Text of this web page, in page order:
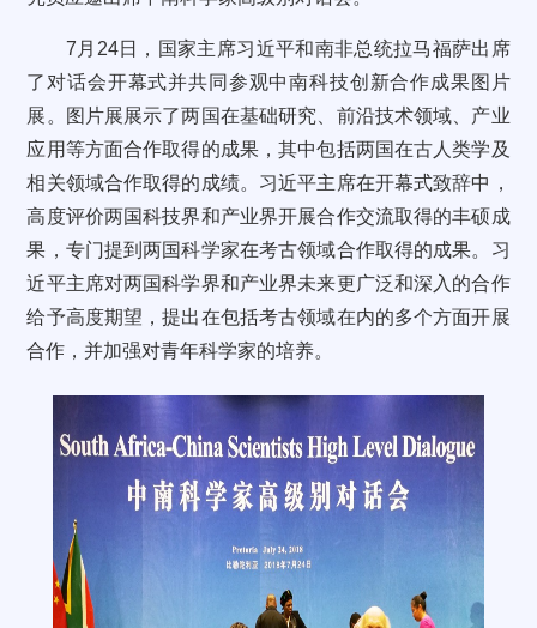
7 月 24日， 国家主席习近平和南非总统拉马福萨出席
了对话会开幕式并共同参观中南科技创新合作成果图片
展。图片展展示了两国在基础研究、前沿技术领域、产业
应用等方面合作取得的成果，其中包括两国在古人类学及
相关领域合作取得的成绩。习近平主席在开幕式致辞中，
高度评价两国科技界和产业界开展合作交流取得的丰硕成
果，专门提到两国科学家在考古领域合作取得的成果。习
近平主席对两国科学界和产业界未来更广泛和深入的合作
给予高度期望，提出在包括考古领域在内的多个方面开展
合作，并加强对青年科学家的培养。